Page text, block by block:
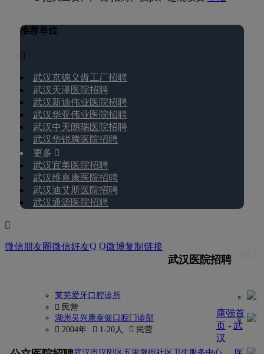
推荐单位

武汉京德义齿工厂招聘
武汉天泽医院招聘
武汉新迪伟业医院招聘
武汉华亚伟业医院招聘
武汉中天朗瑞医院招聘
武汉华锐腾医院招聘
更多 
武汉宜美医院招聘
武汉维嘉康医院招聘
武汉迪艾斯医院招聘
武汉通源医院招聘

微信朋友圈微信好友Q Q微博复制链接
武汉医院招聘
莱芜爱牙口腔诊所
 民营
湖州吴兴康泰健口腔门诊部
 2004年
 1-20人  民营
康强首
页- 武
汉